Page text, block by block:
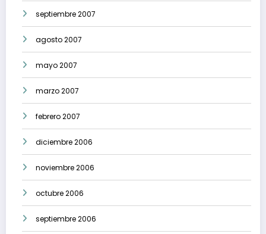
septiembre 2007
agosto 2007
mayo 2007
marzo 2007
febrero 2007
diciembre 2006
noviembre 2006
octubre 2006
septiembre 2006